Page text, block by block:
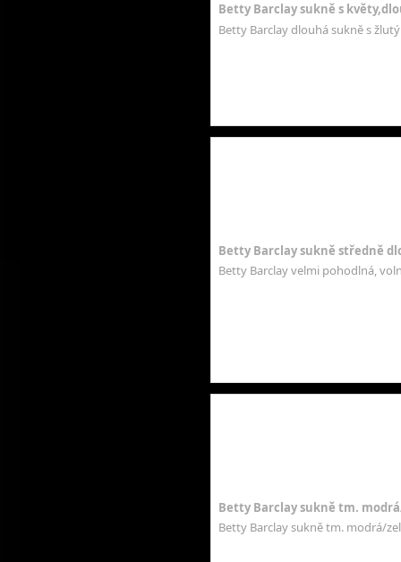
Betty Barclay sukně s
Betty Barclay dlouhá sukně s
Betty Barclay sukně středně
Betty Barclay velmi pohodlná,
Betty Barclay sukně tm.
Betty Barclay sukně tm. modrá/